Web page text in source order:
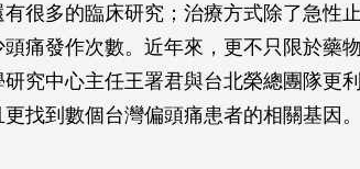
很多的臨床研究；治療方式除了急性
痛發作次數。近年來，更不只限於藥
究中心主任王署君與台北榮總團隊更
找到數個台灣偏頭痛患者的相關基因。